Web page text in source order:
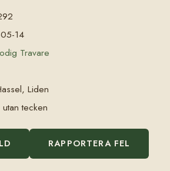
14
Travare
Liden
tecken
RAPPORTERA FEL